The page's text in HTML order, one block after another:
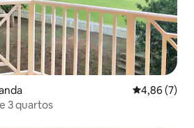
4,86 de uma
4,86 (7)
3 quartos